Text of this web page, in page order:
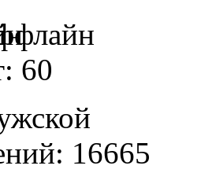
60
16665